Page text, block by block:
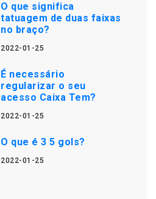
O que significa
tatuagem de duas faixas
no braço?
2022-01-25
É necessário
regularizar o seu
acesso Caixa Tem?
2022-01-25
O que é 3 5 gols?
2022-01-25